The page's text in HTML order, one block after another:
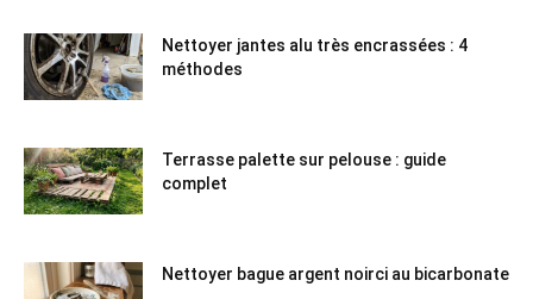
Nettoyer jantes alu très encrassées : 4
méthodes
Terrasse palette sur pelouse : guide
complet
Nettoyer bague argent noirci au bicarbonate